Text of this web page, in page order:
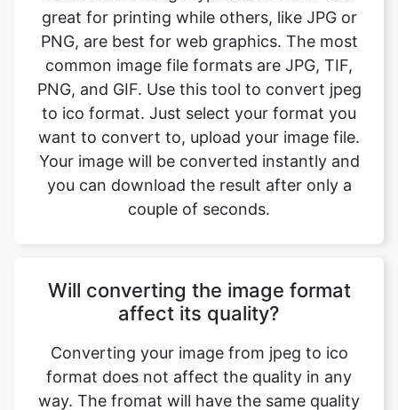
PNG, and GIF. Use this tool to convert jpeg
to ico format. Just select your format you
want to convert to, upload your image file.
Your image will be converted instantly and
you can download the result after only a
couple of seconds.
Will converting the image format
format does not affect the quality in any
way. The fromat will have the same quality
as it did in the original file. Convert your
images with perfect quality, size, and
compression. Our online image converter